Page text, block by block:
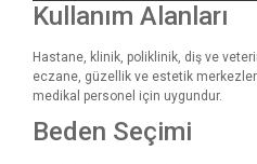
Kullanım Alanları
Hastane, klinik, poliklinik, diş ve
eczane, güzellik ve estetik
medikal personel için uygundur.
Beden Seçimi